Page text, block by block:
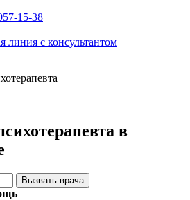
15-38
линия с консультантом
в
Вызвать врача